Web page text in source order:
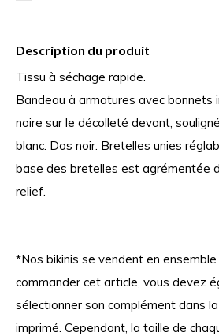
Description du produit
Tissu à séchage rapide.
Bandeau à armatures avec bonnets
noire sur le décolleté devant,
blanc. Dos noir. Bretelles unies
base des bretelles est agrémentée
relief.
*Nos bikinis se vendent en
commander cet article, vous devez
sélectionner son complément dans
imprimé. Cependant, la taille de